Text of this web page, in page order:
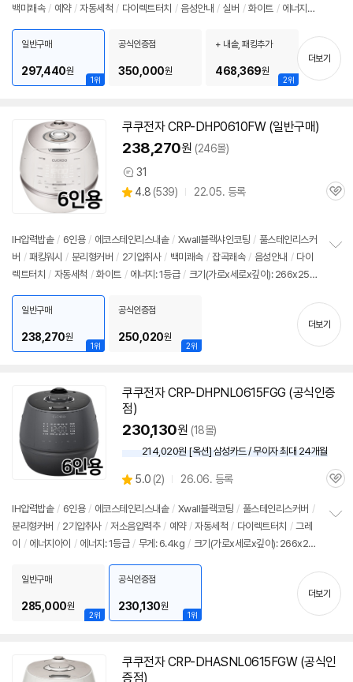
백미쾌속 / 예약 / 자동세척 / 다이렉트터치 / 음성안내 / 실버 / 화이트 / 에너지아
2x260x380mm
기
1위
일반구매
297,440원
공식인증점
350,000원
2위
+ 내솥, 패킹추가
468,369원
더보기
쿠쿠전자 CRP-DHP0610FW (일반구매)
238,270원 (246몰)
상
품
31
별
4.8 (상
뷰
539) 22.05. 등록
관
IH압력밥솥 / 6인용 / 에코스테인리스내솥 / Xwall블랙샤인코팅 / 풀스테인리스커
버 / 패킹워시 / 분리형커버 / 2기압취사 / 백미쾌속 / 잡곡쾌속 / 음성안내 / 다이
렉트터치 / 자동세척 / 화이트 / 에너지: 1등급 / 크기(가로x세로x깊이): 266x256
기
1위
일반구매
238,270원
2위
공식인증점
250,020원
더보기
쿠쿠전자 CRP-DHPNL0615FGG (공식인증
점)
230,130원 (18몰)
214,020원 [옥션] 삼성카드 / 무이자 최대 24개월
별
점
5.0 (상
리
뷰
2) 26.06. 등록
관
IH압력밥솥 / 6인용 / 에코스테인리스내솥 / Xwall블랙코팅 / 풀스테인리스커버 /
분리형커버 / 2기압취사 / 저소음압력추 / 예약 / 자동세척 / 다이렉트터치 / 그레
이 / 에너지아이 / 에너지: 1등급 / 무게: 6.4kg / 크기(가로x세로x깊이): 266x25
기
2위
일반구매
285,000원
1위
공식인증점
230,130원
더보기
쿠쿠전자 CRP-DHASNL0615FGW (공식인
증점)